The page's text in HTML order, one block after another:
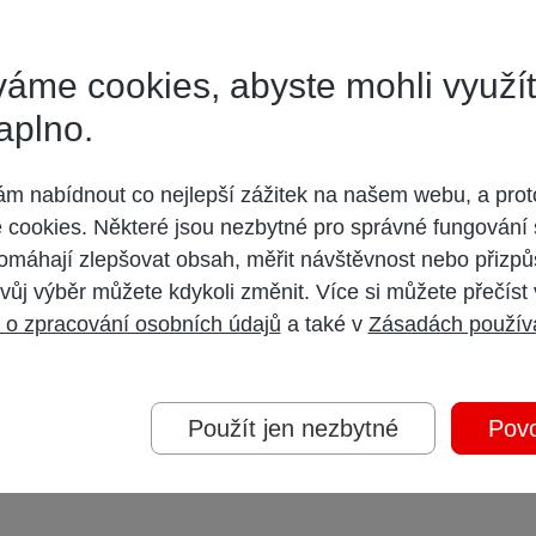
dik za radu.
spolehlivě s modemem Motorola SB5101E při 5Mb/s. Na noc jej
nebo další VoIP tel. to když jej testuji pro někoho.
cookies, abyste mohli
nabídnout co nejlepší zážitek na našem webu, a
cookies. Některé jsou nezbytné pro správné fungování
zlepšovat obsah, měřit návštěvnost nebo
výběr můžete kdykoli změnit. Více si můžete přečíst
o zpracování osobních údajů a také v Zásadách
Použít jen nezbytné